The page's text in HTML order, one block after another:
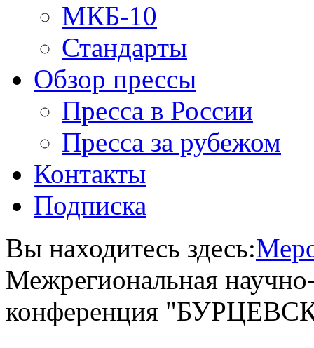
МКБ-10
Стандарты
Обзор прессы
Пресса в России
Пресса за рубежом
Контакты
Подписка
Вы находитесь здесь:
Межрегиональная
конференция